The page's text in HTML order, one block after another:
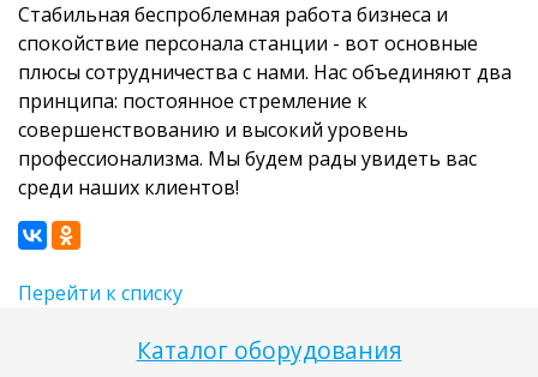
Каталог оборудования
Стабильная беспроблемная работа бизнеса и
спокойствие персонала станции - вот основные
плюсы сотрудничества с нами. Нас объединяют два
принципа: постоянное стремление к
совершенствованию и высокий уровень
профессионализма. Мы будем рады увидеть вас
среди наших клиентов!
Перейти к списку